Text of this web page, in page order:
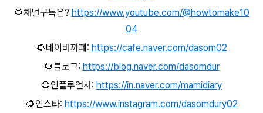
🌻채널구독은? https://www.youtube.com/@howtomake10
04
🌻네이버까페: https://cafe.naver.com/dasom02
🌻블로그: https://blog.naver.com/dasomdur
🌻인플루언서: https://in.naver.com/mamidiary
🌻인스타: https://www.instagram.com/dasomdury02